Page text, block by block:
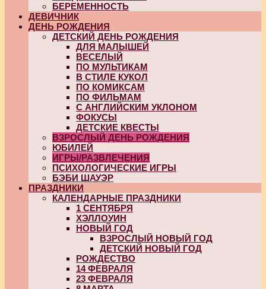
БЕРЕМЕННОСТЬ
ДЕВИЧНИК
ДЕНЬ РОЖДЕНИЯ
ДЕТСКИЙ ДЕНЬ РОЖДЕНИЯ
ДЛЯ МАЛЫШЕЙ
ВЕСЕЛЫЙ
ПО МУЛЬТИКАМ
В СТИЛЕ КУКОЛ
ПО КОМИКСАМ
ПО ФИЛЬМАМ
С АНГЛИЙСКИМ УКЛОНОМ
ФОКУСЫ
ДЕТСКИЕ КВЕСТЫ
ВЗРОСЛЫЙ ДЕНЬ РОЖДЕНИЯ
ЮБИЛЕЙ
ИГРЫ/РАЗВЛЕЧЕНИЯ
ПСИХОЛОГИЧЕСКИЕ ИГРЫ
БЭБИ ШАУЭР
ПРАЗДНИКИ
КАЛЕНДАРНЫЕ ПРАЗДНИКИ
1 СЕНТЯБРЯ
ХЭЛЛОУИН
НОВЫЙ ГОД
ВЗРОСЛЫЙ НОВЫЙ ГОД
ДЕТСКИЙ НОВЫЙ ГОД
РОЖДЕСТВО
14 ФЕВРАЛЯ
23 ФЕВРАЛЯ